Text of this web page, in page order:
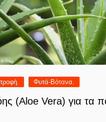
Φυτά-Βότανα.
(Aloe Vera) για τα